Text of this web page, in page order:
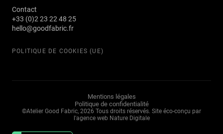
Contact
+33 (0)2 23 22 48 25
hello@goodfabric.fr
POLITIQUE DE COOKIES (UE)
Mentions légales
Politique de confidentialité
©Atelier Good Fabric, 2026 Tous droits réservés. Site éco-conçu par
l'agence web Nature Digitale